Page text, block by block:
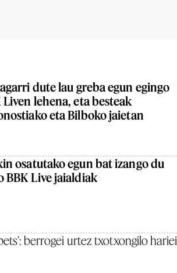
dute lau greba egun egingo
lehena, eta besteak
eta Bilboko jaietan
osatutako egun bat izango du
BBK Live jaialdiak
berrogei urtez txotxongilo hariei